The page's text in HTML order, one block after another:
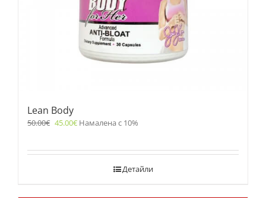
Lean Body
50.00€ 45.00€ Намалена с 10%
Детайли